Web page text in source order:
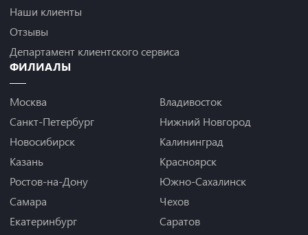
Наши клиенты
Отзывы
Департамент клиентского сервиса
ФИЛИАЛЫ
Москва
Санкт-Петербург
Новосибирск
Казань
Ростов-на-Дону
Самара
Екатеринбург
Владивосток
Нижний Новгород
Калининград
Красноярск
Южно-Сахалинск
Чехов
Саратов